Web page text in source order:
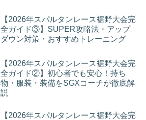
【2026年スパルタンレース裾野大会完
全ガイド③】SUPER攻略法・アップ
ダウン対策・おすすめトレーニング
【2026年スパルタンレース裾野大会完
全ガイド②】初心者でも安心！持ち
物・服装・装備をSGXコーチが徹底解
説
【2026年スパルタンレース裾野大会完